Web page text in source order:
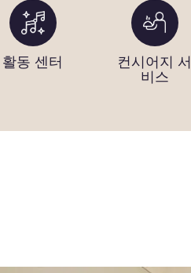
활동 센터
컨시어지 서
비스